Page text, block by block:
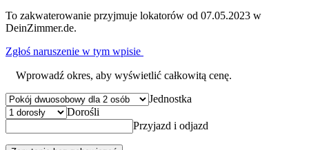
To zakwaterowanie przyjmuje lokatorów od 07.05.2023 w
DeinZimmer.de.
Zgłoś naruszenie w tym wpisie
Wprowadź okres, aby wyświetlić całkowitą cenę.
Jednostka
Dorośli
Przyjazd i odjazd